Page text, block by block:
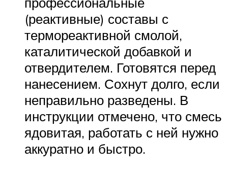
(реактивные) составы с
термореактивной смолой,
каталитической добавкой и
отвердителем. Готовятся перед
нанесением. Сохнут долго, если
неправильно разведены. В
инструкции отмечено, что смесь
ядовитая, работать с ней нужно
аккуратно и быстро.